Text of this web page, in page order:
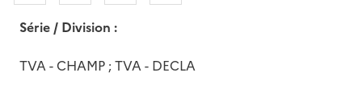
Série / Division :
TVA - CHAMP ; TVA - DECLA